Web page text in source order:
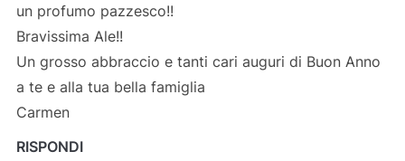
un profumo pazzesco!!
Bravissima Ale!!
Un grosso abbraccio e tanti cari auguri di Buon Anno
a te e alla tua bella famiglia
Carmen
RISPONDI